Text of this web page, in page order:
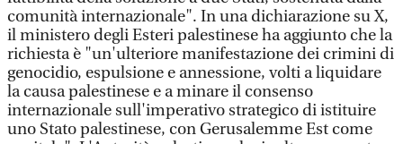
comunità internazionale". In una dichiarazione su X,
il ministero degli Esteri palestinese ha aggiunto che la
richiesta è "un'ulteriore manifestazione dei crimini di
genocidio, espulsione e annessione, volti a liquidare
la causa palestinese e a minare il consenso
internazionale sull'imperativo strategico di istituire
uno Stato palestinese, con Gerusalemme Est come